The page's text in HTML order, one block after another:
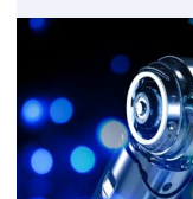
Omvangrijke
Nederlands
AI-
taalmodel